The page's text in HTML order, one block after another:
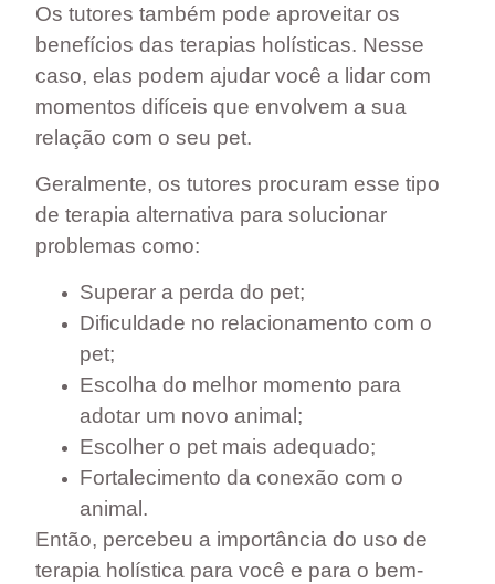
Os tutores também pode aproveitar os
benefícios das terapias holísticas. Nesse
caso, elas podem ajudar você a lidar com
momentos difíceis que envolvem a sua
relação com o seu pet.
Geralmente, os tutores procuram esse tipo
de terapia alternativa para solucionar
problemas como:
Superar a perda do pet;
Dificuldade no relacionamento com o
pet;
Escolha do melhor momento para
adotar um novo animal;
Escolher o pet mais adequado;
Fortalecimento da conexão com o
animal.
Então, percebeu a importância do uso de
terapia holística para você e para o bem-